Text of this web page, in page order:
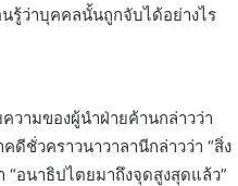
รู้ว่าบุคคลนั้นถูกจับได้อย่างไร
วามของผู้นำฝ่ายค้านกล่าวว่า
ชั่วคราวนาวาลานีกล่าวว่า “สิ่ง
“อนาธิปไตยมาถึงจุดสูงสุดแล้ว”